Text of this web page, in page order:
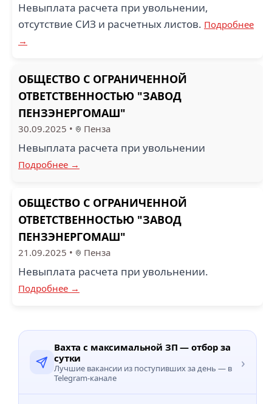
Невыплата расчета при увольнении,
отсутствие СИЗ и расчетных листов. Подробнее
→
ОБЩЕСТВО С ОГРАНИЧЕННОЙ
ОТВЕТСТВЕННОСТЬЮ "ЗАВОД
ПЕНЗЭНЕРГОМАШ"
30.09.2025 • Пенза
Невыплата расчета при увольнении
Подробнее →
ОБЩЕСТВО С ОГРАНИЧЕННОЙ
ОТВЕТСТВЕННОСТЬЮ "ЗАВОД
ПЕНЗЭНЕРГОМАШ"
21.09.2025 • Пенза
Невыплата расчета при увольнении.
Подробнее →
Вахта с максимальной ЗП — отбор за
сутки
Лучшие вакансии из поступивших за день — в
Telegram-канале
›